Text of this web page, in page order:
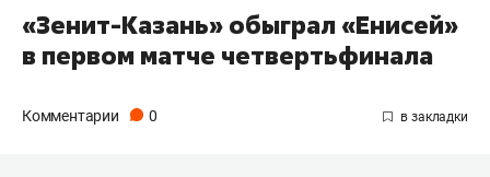
«Зенит-Казань» обыграл «Енисей»
в первом матче четвертьфинала
Комментарии 0